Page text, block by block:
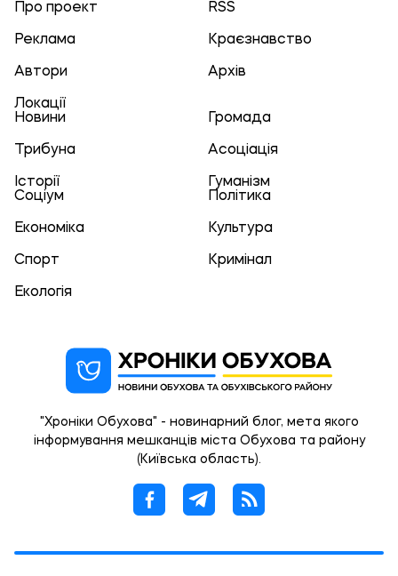
Про проект RSS
Реклама Краєзнавство
Автори Архів
Локації
Новини
Громада
Трибуна Асоціація
Історії
Гуманізм
Соціум
Політика
Економіка Культура
Спорт Кримінал
Екологія
"Хроніки Обухова" - новинарний блог, мета якого
інформування мешканців міста Обухова та району
(Київська область).